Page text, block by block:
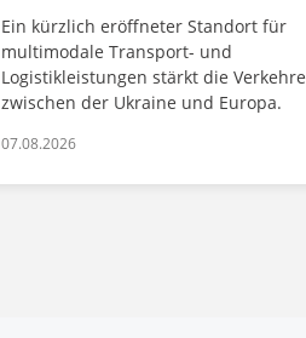
Ein kürzlich eröffneter Standort für
multimodale Transport- und
Logistikleistungen stärkt die Verkehre
zwischen der Ukraine und Europa.
07.08.2026